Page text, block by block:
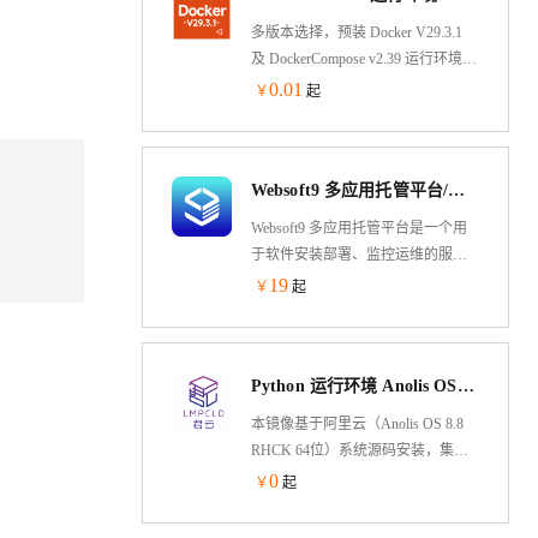
多版本选择，预装 Docker V29.3.1
及 DockerCompose v2.39 运行环境
基于Ubuntu 24.04 LTS 64-bit，可通
￥0.01 起
Websoft9 多应用托管平台/运维面板/服务器管理（入门版）
Websoft9 多应用托管平台是一个用
于软件安装部署、监控运维的服务
器面板&PaaS 平台。它遵循 GitOps
等 300+个可一键部署的应用模板。
￥ 19 起
Python 运行环境 Anolis OS（龙蜥国产化操作系统）
本镜像基于阿里云（Anolis OS 8.8
RHCK 64位）系统源码安装，集成
的Python环境基于yum安装，包含
￥0 起